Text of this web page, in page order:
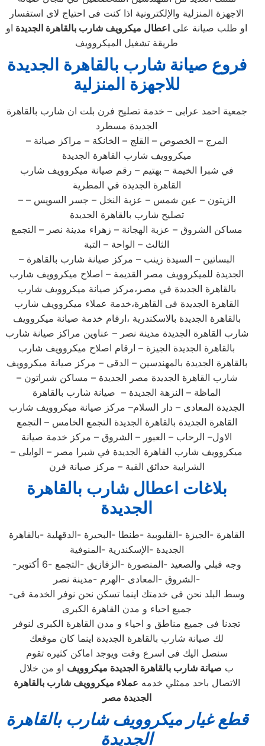
الاجهزة المنزلية والإلكترونية اذا كنت فى احتياج لاى استفسار
او طلب صيانة على اعطال ميكرويف شارب بالقاهرة الجديدة او
طريقة تشغيل الميكروويف
فروع صيانة شارب بالقاهرة الجديدة
للاجهزة المنزلية
جمعية احمد عرابى – خدمة تصليح فرن بلت ان شارب بالقاهرة
الجديدة مسطرد
– المرج – الخصوص – القلج – الخانكة – مراكز صيانة
ميكروويف شارب القاهرة الجديدة
في شبرا الخيمة – بهتيم – رقم صيانة ميكروويف شارب
القاهرة الجديدة في المطرية
– الزيتون – عين شمس – عزبة النخل – جسر السويس –
تصليح شارب بالقاهرة الجديدة
مساكن الشروق – عزبة الهجانة – زهراء مدينة نصر – التجمع
الثالث – الواحة – التبة
– البساتين – السيدة زينب – مركز صيانة شارب بالقاهرة
الجديدة للميكروويف مصر القديمة – اصلاح ميكروويف شارب
بالقاهرة الجديدة في مصر،مركز صيانة ميكروويف شارب
القاهرة الجديدة فى القاهرة،خدمة عملاء ميكروويف شارب
بالقاهرة الجديدة بالاسكندرية ،ارقام خدمة صيانة ميكروويف
شارب القاهرة الجديدة مدينة نصر – عناوين مراكز صيانة شارب
بالقاهرة الجديدة الجيزة – ارقام اصلاح ميكروويف شارب
بالقاهرة الجديدة بالمهندسين – الدقى – مركز صيانة ميكروويف
شارب القاهرة الجديدة مصر الجديدة – مساكن شيراتون –
الماظة – النزهة الجديدة – صيانة شارب بالقاهرة
الجديدة المعادى – دار السلام– مركز صيانة ميكروويف شارب
القاهرة الجديدة بالقاهرة الجديدة التجمع الخامس – التجمع
الاول– الرحاب – العبور – الشروق – مركز خدمة صيانة
ميكروويف شارب القاهرة الجديدة في شبرا مصر – الوايلى –
الشرابية حدائق القبة – مركز صيانة فرن
بلاغات اعطال شارب بالقاهرة
الجديدة
القاهرة -الجيزة -القليوبية -طنطا -البحيرة -الدقهلية -بالقاهرة
الجديدة -الإسكندرية -المنوفية
-وجه قبلي والصعيد -المنصورة -الزقازيق -التجمع -6 أكتوبر
-الشروق -المعادى -الهرم -مدينة نصر
-وسط البلد نحن فى خدمتك اينما تسكن نحن نوفر الخدمة فى
جميع احياء و مدن القاهرة الكبرى
تجدنا فى جميع مناطق و احياء و مدن القاهرة الكبرى لنوفر
لك صيانة شارب بالقاهرة الجديدة اينما كان موقعك
سنصل اليك فى اسرع وقت ويوجد اماكن كثيره تقوم
ب صيانة شارب بالقاهرة الجديدة ميكروويف او من خلال
الاتصال باحد ممثلي خدمه عملاء ميكروويف شارب بالقاهرة
الجديدة مصر
قطع غيار ميكروويف شارب بالقاهرة
الجديدة